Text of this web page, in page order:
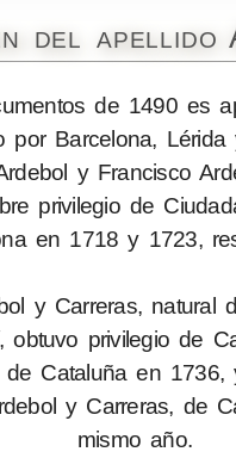
del apellido
de 1490 es
por Barcelona, Lérida
y Francisco
privilegio de
en 1718 y 1723,
y Carreras, natural
obtuvo privilegio de
de Cataluña en 1736,
y Carreras, de
mismo año.